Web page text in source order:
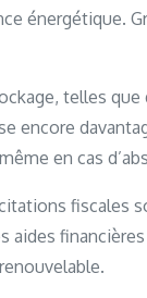
énergétique.
telles
encore
en cas
fiscales
aides